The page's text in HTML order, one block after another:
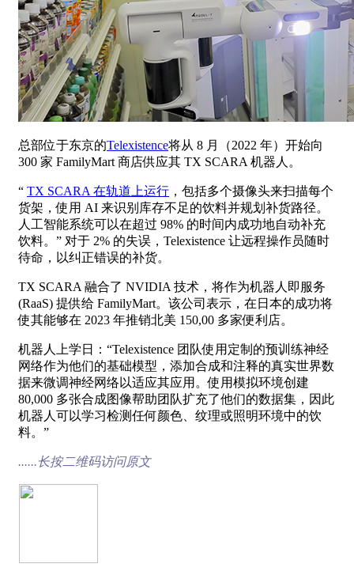
总部位于东京的Telexistence将从 8 月（2022 年）开始向
300 家 FamilyMart 商店供应其 TX SCARA 机器人。
“ TX SCARA 在轨道上运行 ，包括多个摄像头来扫描每个
货架，使用 AI 来识别库存不足的饮料并规划补货路径。
人工智能系统可以在超过 98% 的时间内成功地自动补充
饮料。” 对于 2% 的失误，Telexistence 让远程操作员随时
待命，以纠正错误的补货。
TX SCARA 融合了 NVIDIA 技术，将作为机器人即服务
(RaaS) 提供给 FamilyMart。该公司表示，在日本的成功将
使其能够在 2023 年推销北美 150,00 多家便利店。
机器人上学日：“Telexistence 团队使用定制的预训练神经
网络作为他们的基础模型，添加合成和注释的真实世界数
据来微调神经网络以适应其应用。使用模拟环境创建
80,000 多张合成图像帮助团队扩充了他们的数据集，因此
机器人可以学习检测任何颜色、纹理或照明环境中的饮
料。”
......长按二维码访问原文